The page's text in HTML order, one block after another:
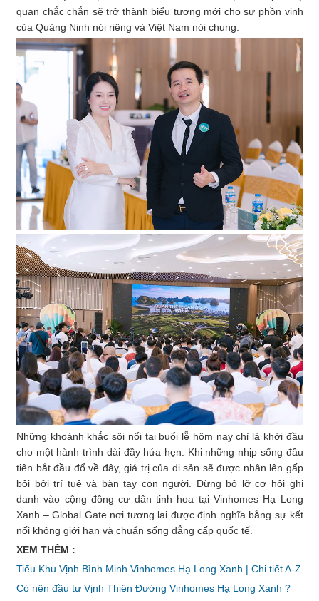
quan chắc chắn sẽ trở thành biểu tượng mới cho sự phồn vinh
của Quảng Ninh nói riêng và Việt Nam nói chung.
Những khoảnh khắc sôi nổi tại buổi lễ hôm nay chỉ là khởi đầu
cho một hành trình dài đầy hứa hẹn. Khi những nhịp sống đầu
tiên bắt đầu đổ về đây, giá trị của di sản sẽ được nhân lên gấp
bội bởi trí tuệ và bàn tay con người. Đừng bỏ lỡ cơ hội ghi
danh vào cộng đồng cư dân tinh hoa tại Vinhomes Hạ Long
Xanh – Global Gate nơi tương lai được định nghĩa bằng sự kết
nối không giới hạn và chuẩn sống đẳng cấp quốc tế.
XEM THÊM :
Tiểu Khu Vịnh Bình Minh Vinhomes Hạ Long Xanh | Chi tiết A-Z
Có nên đầu tư Vịnh Thiên Đường Vinhomes Hạ Long Xanh ?